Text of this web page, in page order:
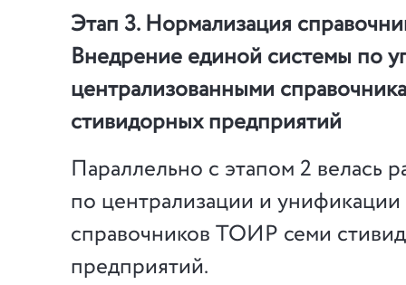
Этап 3. Нормализация
Внедрение единой системы по
централизованными
стивидорных предприятий
Параллельно с этапом 2 велась
по централизации и унификации
справочников ТОИР семи
предприятий.